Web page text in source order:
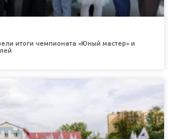
итоги чемпионата «Юный мастер» и